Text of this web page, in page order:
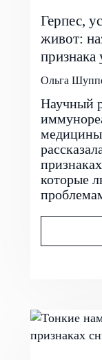
Герпес,
живот:
Ольга
Научный
которые